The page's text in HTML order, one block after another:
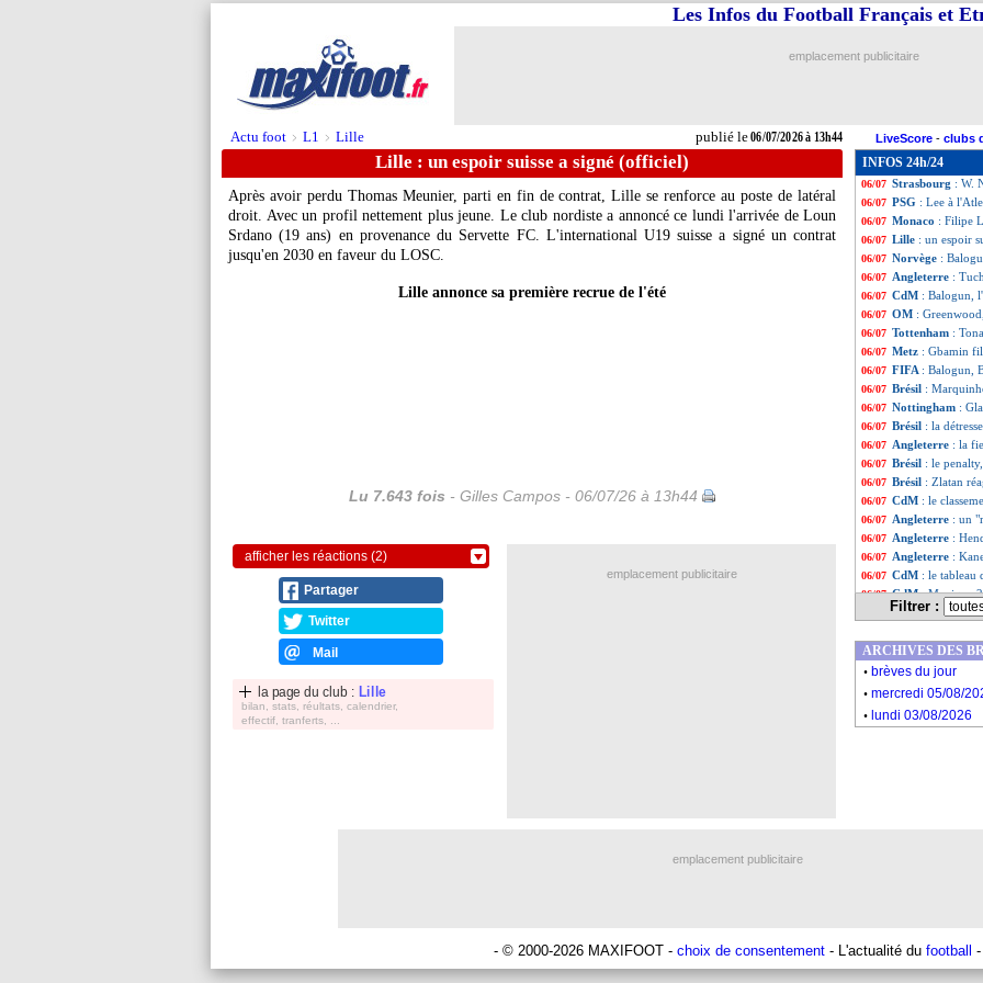
Actu foot > L1 > Lille publié le06/07/2026 à 13h44
Les Infos du Football Français et
emplacement publicitaire
LiveScore - clubs
Lille : un espoir suisse a signé (officiel)
Après avoir perdu Thomas Meunier, parti en fin de contrat, Lille se renforce au poste de latéral
droit. Avec un profil nettement plus jeune. Le club nordiste a annoncé ce lundi l'arrivée de Loun
Srdano (19 ans) en provenance du Servette FC. L'international U19 suisse a signé un contrat
jusqu'en 2030 en faveur du LOSC.
Lille annonce sa première recrue de l'été
Lu 7.643 fois - Gilles Campos - 06/07/26 à 13h44
afficher les réactions (2)
Partager
Twitter
Mail
la page du club : Lille
bilan, stats, réultats, calendrier,
effectif, tranferts, ...
INFOS 24h/24
06/07 Sunderland :
06/07 Angleterre
06/07 Monaco : le
06/07 PSG: Renato
06/07 Strasbourg : W.
06/07 PSG : Lee à
06/07 Monaco : Filipe
06/07 Lille : un espoir
06/07 Norvège :
06/07 Angleterre :
06/07 CdM : Balogun,
06/07 OM :
06/07 Tottenham :
06/07 Metz : Gbamin
06/07 FIFA : Balogun,
06/07 Brésil :
06/07 Nottingham :
06/07 Brésil : la
06/07 Angleterre : la
06/07 Brésil : le
06/07 Brésil : Zlatan
06/07 CdM : le
06/07 Angleterre : un
06/07 Angleterre :
06/07 Angleterre :
06/07 CdM : le tableau
06/07 CdM: Mexique
Norvège :
06/07 Juve: toujours le
06/07 Belgique:
Portugal :
06/07 Espagne: De la
Filtrer :
emplacement publicitaire
ARCHIVES DES
. brèves du jour
. mercredi 05/08/
. lundi 03/08/2026
emplacement publicitaire
- © 2000-2026 MAXIFOOT - choix de consentement - L'actualité du football -